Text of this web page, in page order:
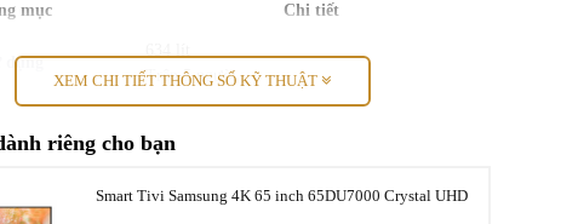
mục
Chi tiết
dụng
Trên 5 người
XEM CHI TIẾT THÔNG SỐ KỸ THUẬT
riêng cho bạn
Smart Tivi Samsung 4K 65 inch 65DU7000 Crystal UHD